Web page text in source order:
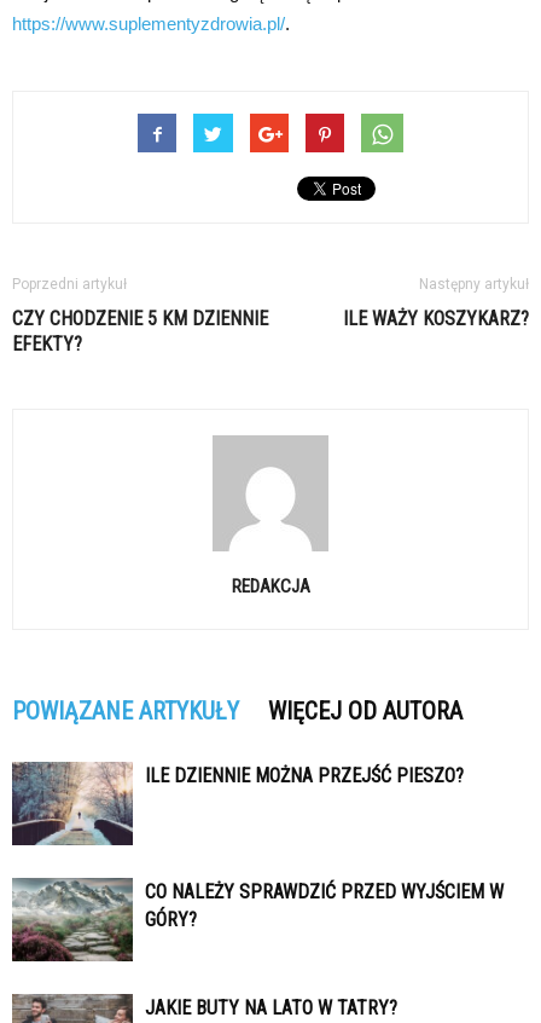
https://www.suplementyzdrowia.pl/.
Poprzedni artykuł
CZY CHODZENIE 5 KM DZIENNIE
EFEKTY?
Następny artykuł
ILE WAŻY KOSZYKARZ?
REDAKCJA
POWIĄZANE ARTYKUŁY WIĘCEJ OD AUTORA
ILE DZIENNIE MOŻNA PRZEJŚĆ PIESZO?
CO NALEŻY SPRAWDZIĆ PRZED WYJŚCIEM W
GÓRY?
JAKIE BUTY NA LATO W TATRY?